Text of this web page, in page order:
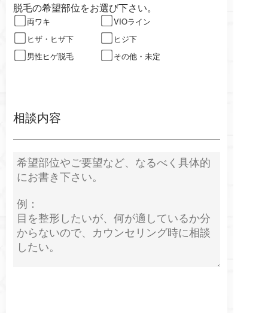
脱毛の希望部位をお選び下さい。
両ワキ
VIOライン
ヒザ・ヒザ下
ヒジ下
男性ヒゲ脱毛
その他・未定
相談内容